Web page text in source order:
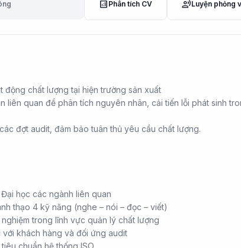
analytics Phân tích CV record_voice_overLuyện phỏng
động chất lượng tại hiện trường sản xuất
liên quan để phân tích nguyên nhân, cải tiến lỗi phát sinh
đợt audit, đảm bảo tuân thủ yêu cầu chất lượng.
học các ngành liên quan
thạo 4 kỹ năng (nghe – nói – đọc – viết)
trong lĩnh vực quản lý chất lượng
với khách hàng và đối ứng audit
chuẩn hệ thống ISO.